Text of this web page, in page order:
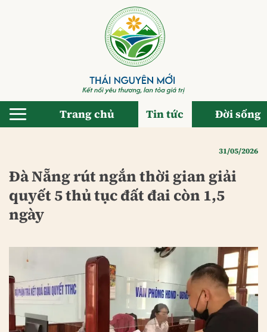
Trang chủ Tin tức Đời sống
31/05/2026
Đà Nẵng rút ngắn thời gian giải
quyết 5 thủ tục đất đai còn 1,5
ngày